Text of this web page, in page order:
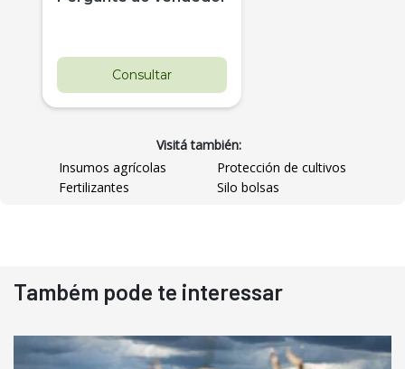
Consultar
Pá Carregadeira Cat 966
Ano 1987
Visitá también:
Insumos agrícolas
Protección de cultivos
Fertilizantes
Silo bolsas
Também pode te interessar